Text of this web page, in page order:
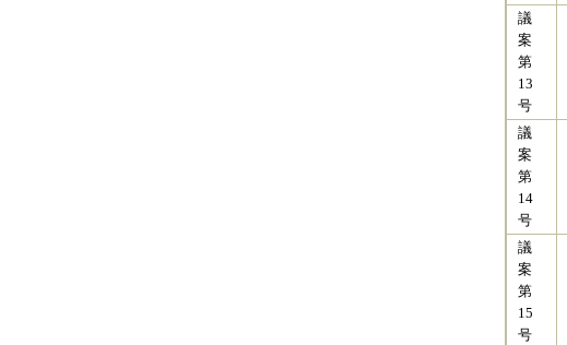
議
案
第
13
号
議
案
第
14
号
議
案
第
15
号